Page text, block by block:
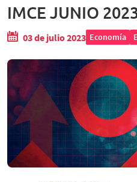
IMCE JUNIO
03 de julio 2023 Economía